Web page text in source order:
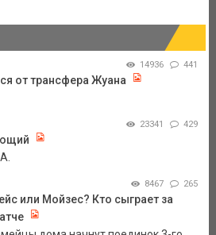
14936 441
от трансфера Жуана
23341 429
8467 265
или Мойзес? Кто сыграет за